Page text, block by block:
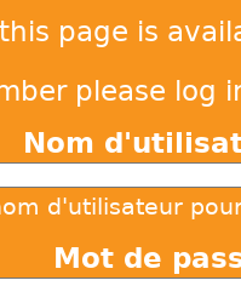
page is
please log
Nom
d'utilisateur
Mot de